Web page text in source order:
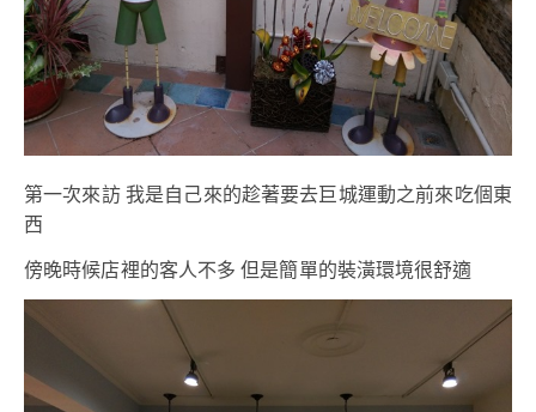
第一次來訪 我是自己來的趁著要去巨城運動之前來吃個東
西
傍晚時候店裡的客人不多 但是簡單的裝潢環境很舒適